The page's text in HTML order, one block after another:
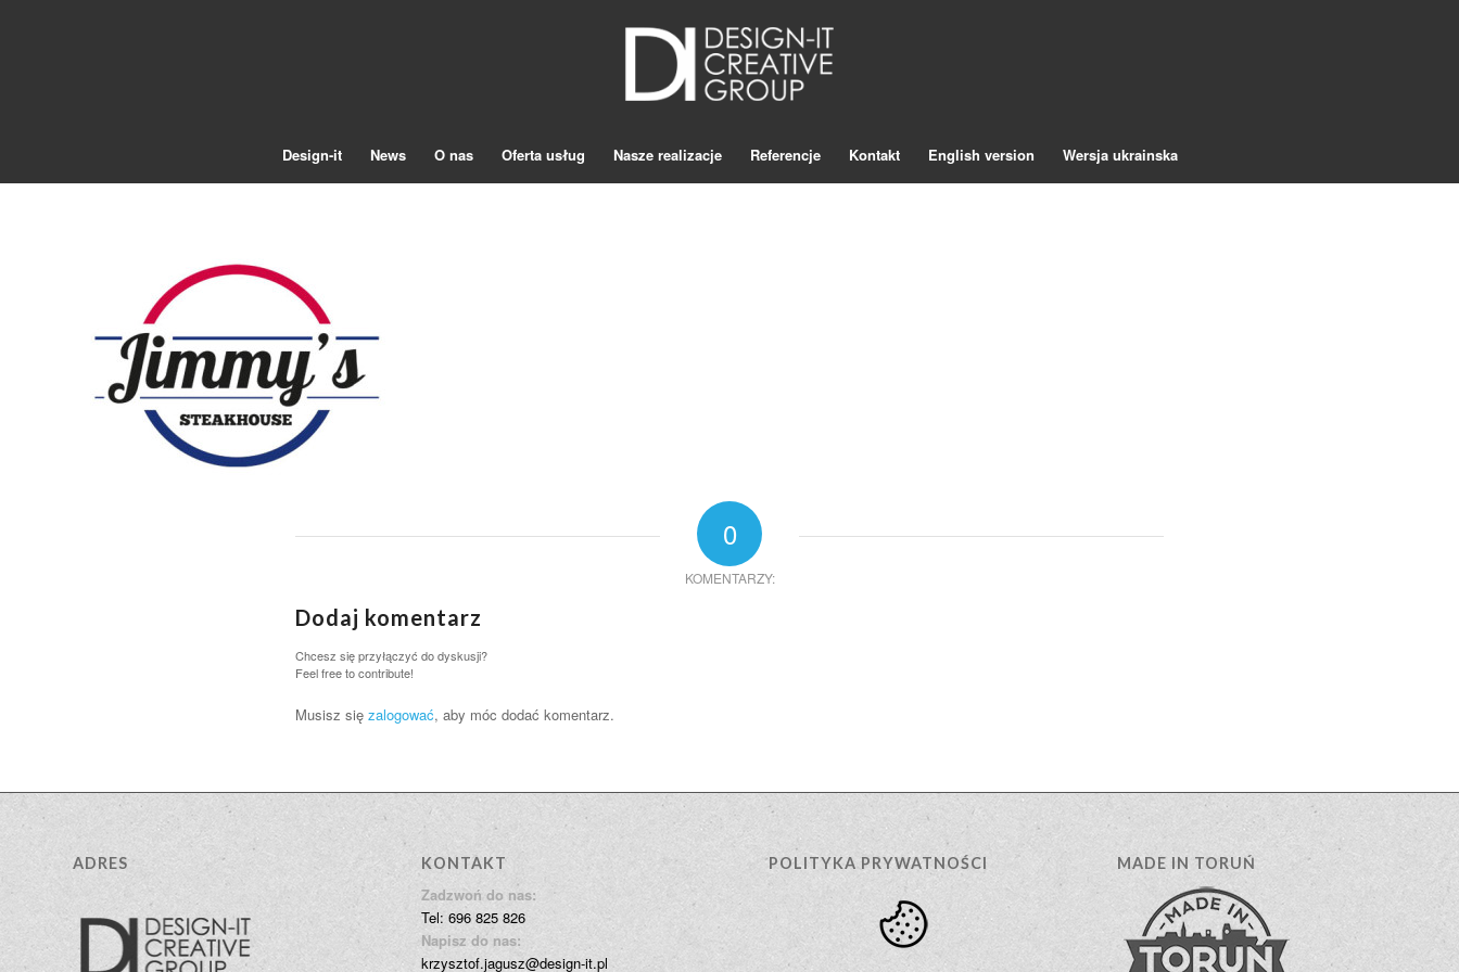
Design-it News O nas Oferta usług Nasze realizacje Referencje Kontakt English version Wersja ukrainska
0
KOMENTARZY:
Dodaj komentarz
Chcesz się przyłączyć do dyskusji?
Feel free to contribute!
Musisz się zalogować, aby móc dodać komentarz.
ADRES KONTAKT
Zadzwoń do nas:
Tel: 696 825 826
Napisz do nas:
krzysztof.jagusz@design-it.pl
POLITYKA PRYWATNOŚCI MADE IN TORUŃ